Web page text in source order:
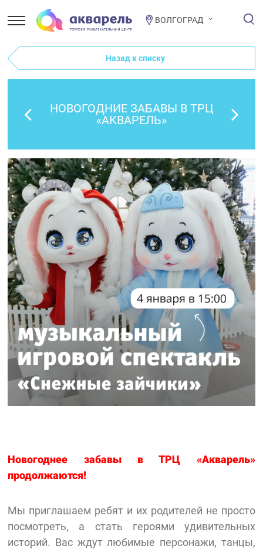
ВОЛГОГРАД
Назад к списку
НОВОГОДНИЕ ЗАБАВЫ В ТРЦ
«АКВАРЕЛЬ»
Новогоднее забавы в ТРЦ «Акварель»
продолжаются!
Мы приглашаем ребят и их родителей не просто
посмотреть, а стать героями удивительных
историй. Вас ждут любимые персонажи, танцы,